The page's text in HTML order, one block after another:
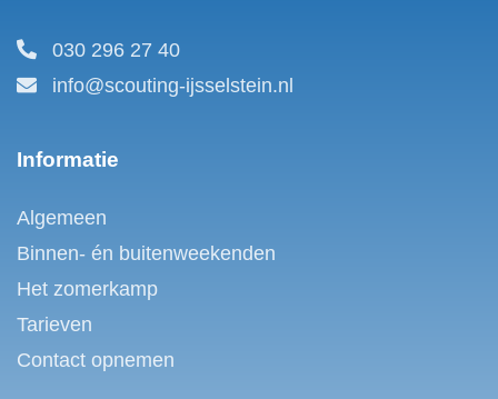
030 296 27 40
info@scouting-ijsselstein.nl
Informatie
Algemeen
Binnen- én buitenweekenden
Het zomerkamp
Tarieven
Contact opnemen